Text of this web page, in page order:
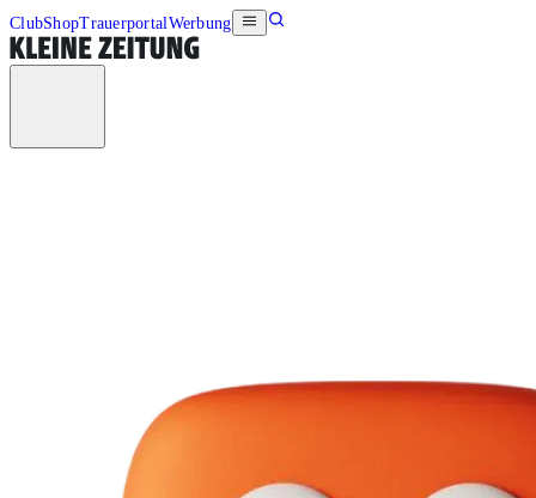
ClubShopTrauerportalWerbung